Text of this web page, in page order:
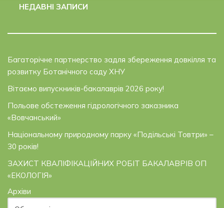
НЕДАВНІ ЗАПИСИ
Багаторічне партнерство задля збереження довкілля та
розвитку Ботанічного саду ХНУ
Вітаємо випускників-бакалаврів 2026 року!
Польове обстеження гідрологічного заказника
«Вовчанський»
Національному природному парку «Подільські Товтри» –
30 років!
ЗАХИСТ КВАЛІФІКАЦІЙНИХ РОБІТ БАКАЛАВРІВ ОП
«ЕКОЛОГІЯ»
Архіви